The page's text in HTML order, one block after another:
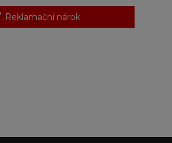
Reklamační nárok